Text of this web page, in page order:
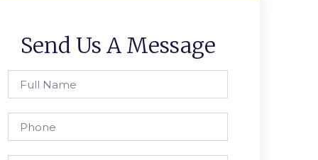
Send Us A Message